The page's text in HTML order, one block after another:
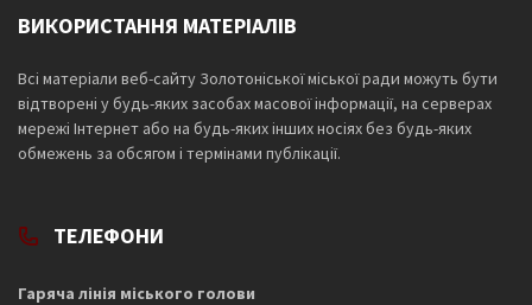
ВИКОРИСТАННЯ МАТЕРІАЛІВ
Всі матеріали веб-сайту Золотоніської міської ради можуть бути
відтворені у будь-яких засобах масової інформації, на серверах
мережі Інтернет або на будь-яких інших носіях без будь-яких
обмежень за обсягом і термінами публікації.
ТЕЛЕФОНИ
Гаряча лінія міського голови